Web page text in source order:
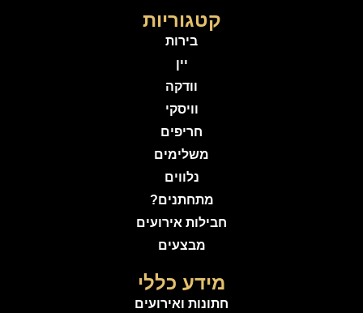
קטגוריות
בירות
יין
וודקה
וויסקי
חריפים
משלימים
נלווים
מתחתנים?
חבילות אירועים
מבצעים
מידע כללי
חתונות ואירועים